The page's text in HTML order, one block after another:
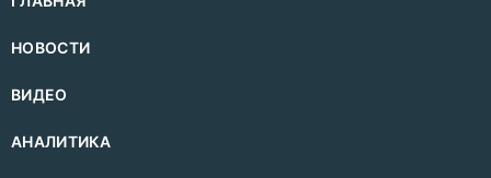
НОВОСТИ
ВИДЕО
АНАЛИТИКА